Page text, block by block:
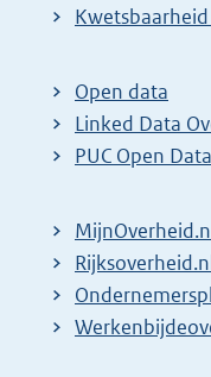
E
t
e
r
l
i
n
k
Open data
Linked Data
PUC Open Data
E
x
t
E
x
E